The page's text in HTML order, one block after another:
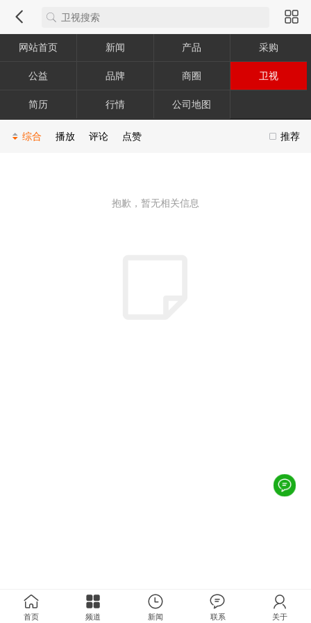
网站首页 新闻 产品 采购
公益 品牌 商圈 卫视
简历 行情 公司地图
推荐
综合 播放 评论 点赞
抱歉，暂无相关信息
首页 频道 新闻 联系 关于